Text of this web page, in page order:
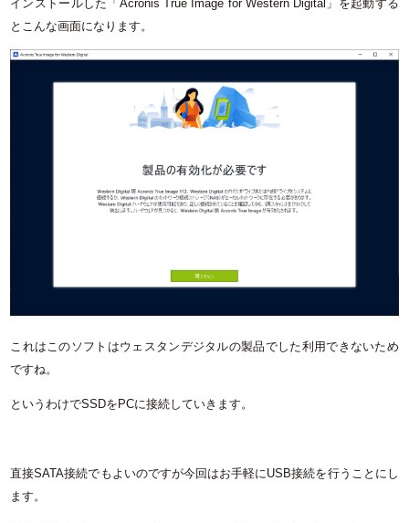
インストールした「Acronis True Image for Western Digital」を起動する
とこんな画面になります。
これはこのソフトはウェスタンデジタルの製品でした利用できないため
ですね。
というわけでSSDをPCに接続していきます。
直接SATA接続でもよいのですが今回はお手軽にUSB接続を行うことにし
ます。